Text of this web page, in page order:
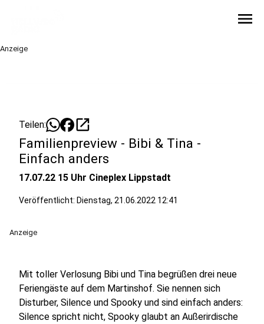
menu
Anzeige
Teilen: open_in_new
Familienpreview - Bibi & Tina -
Einfach anders
17.07.22 15 Uhr Cineplex Lippstadt
Veröffentlicht: Dienstag, 21.06.2022 12:41
Anzeige
Mit toller Verlosung Bibi und Tina begrüßen drei neue
Feriengäste auf dem Martinshof. Sie nennen sich
Disturber, Silence und Spooky und sind einfach anders:
Silence spricht nicht, Spooky glaubt an Außerirdische